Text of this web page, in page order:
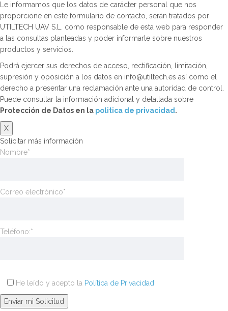
Le informamos que los datos de carácter personal que nos
proporcione en este formulario de contacto, serán tratados por
UTILTECH UAV S.L. como responsable de esta web para responder
a las consultas planteadas y poder informarle sobre nuestros
productos y servicios.
Podrá ejercer sus derechos de acceso, rectificación, limitación,
supresión y oposición a los datos en info@utiltech.es así como el
derecho a presentar una reclamación ante una autoridad de control.
Puede consultar la información adicional y detallada sobre
Protección de Datos en la politica de privacidad .
X
Solicitar más información
Nombre*
Correo electrónico*
Teléfono:*
He leído y acepto la Política de Privacidad